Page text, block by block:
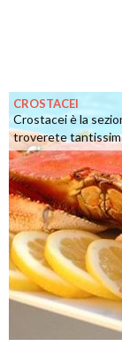
CROSTACEI
Crostacei è la
troverete